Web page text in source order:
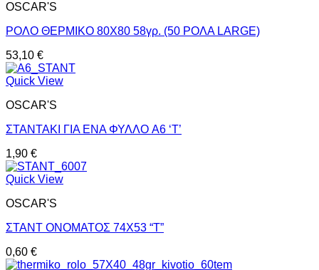
OSCAR'S
ΡΟΛΟ ΘΕΡΜΙΚΟ 80Χ80 58γρ. (50 ΡΟΛΑ LARGE)
53,10 €
Quick View
OSCAR'S
ΣΤΑΝΤΑΚΙ ΓΙΑ ΕΝΑ ΦΥΛΛΟ A6 ‘Τ’
1,90 €
Quick View
OSCAR'S
ΣΤΑΝΤ ΟΝΟΜΑΤΟΣ 74X53 “T”
0,60 €